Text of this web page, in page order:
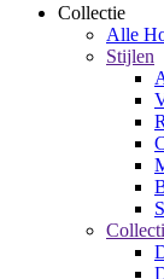
Collectie
Alle
Stijlen